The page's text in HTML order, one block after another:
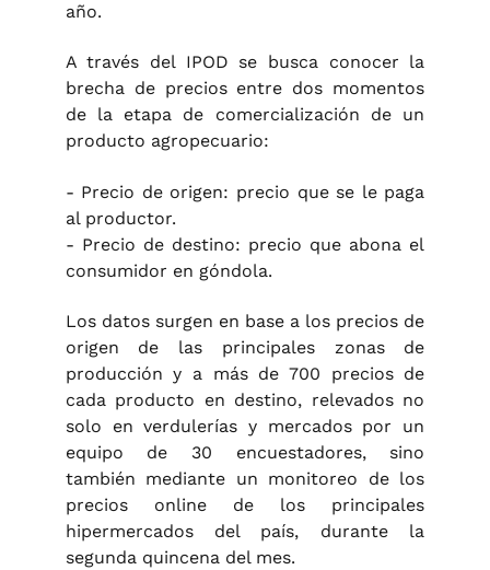
año.
A través del IPOD se busca conocer la
brecha de precios entre dos momentos
de la etapa de comercialización de un
producto agropecuario:
- Precio de origen: precio que se le paga
al productor.
- Precio de destino: precio que abona el
consumidor en góndola.
Los datos surgen en base a los precios de
origen de las principales zonas de
producción y a más de 700 precios de
cada producto en destino, relevados no
solo en verdulerías y mercados por un
equipo de 30 encuestadores, sino
también mediante un monitoreo de los
precios online de los principales
hipermercados del país, durante la
segunda quincena del mes.